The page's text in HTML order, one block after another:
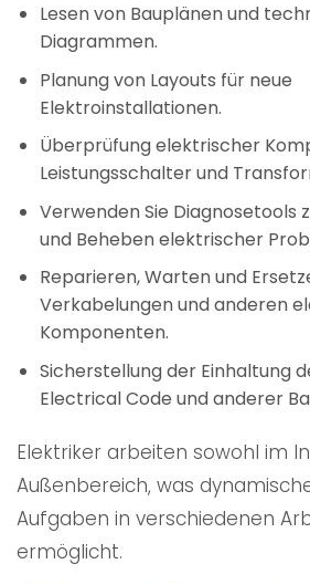
Lesen von Bauplänen und
Diagrammen.
Planung von Layouts für neue
Elektroinstallationen.
Überprüfung elektrischer
Leistungsschalter und
Verwenden Sie Diagnosetools
und Beheben elektrischer
Reparieren, Warten und
Verkabelungen und anderen
Komponenten.
Sicherstellung der Einhaltung
Electrical Code und anderer
Elektriker arbeiten sowohl im
Außenbereich, was
Aufgaben in verschiedenen
ermöglicht.